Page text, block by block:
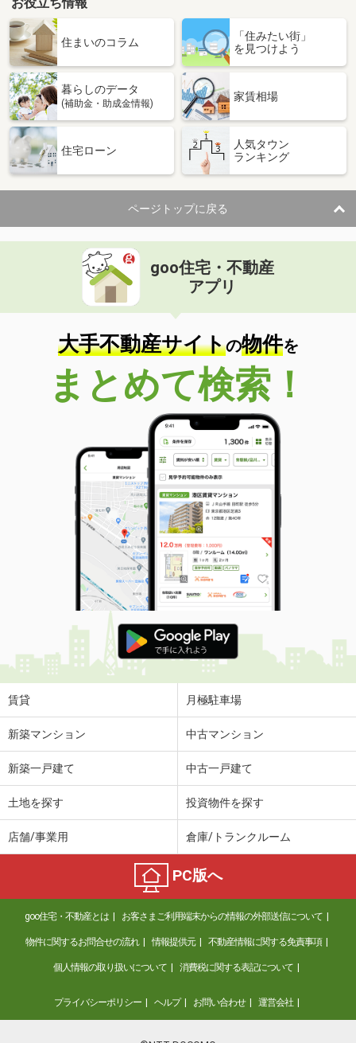
住まいのコラム
「住みたい街」
を見つけよう
暮らしのデータ
(補助金・助成金情報)
家賃相場
住宅ローン
人気タウン
ランキング
ページトップに戻る
goo住宅・不動産
アプリ
大手不動産サイトの物件を
まとめて検索！
賃貸 月極駐車場
新築マンション 中古マンション
新築一戸建て 中古一戸建て
土地を探す 投資物件を探す
店舗/事業用 倉庫/トランクルーム
PC版へ
goo住宅・不動産とは お客さまご利用端末からの情報の外部送信について
物件に関するお問合せの流れ 情報提供元 不動産情報に関する免責事項
個人情報の取り扱いについて 消費税に関する表記について
プライバシーポリシー ヘルプ お問い合わせ 運営会社